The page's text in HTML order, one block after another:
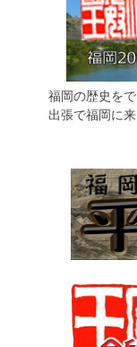
福岡の歴史を
出張で福岡に